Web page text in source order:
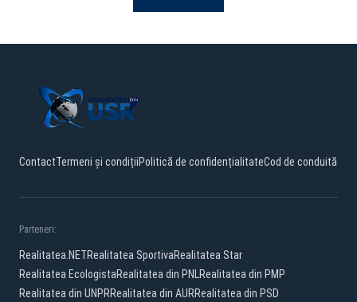
ContactTermeni și condițiiPolitică de confidențialitateCod de conduită
Parteneri:
Realitatea.NETRealitatea SportivaRealitatea Star
Realitatea EcologistaRealitatea din PNLRealitatea din PMP
Realitatea din UNPRRealitatea din AURRealitatea din PSD